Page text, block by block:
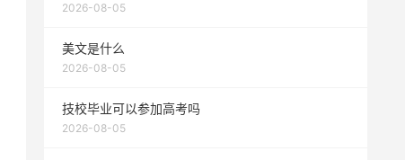
2026-08-05
美文是什么
2026-08-05
技校毕业可以参加高考吗
2026-08-05